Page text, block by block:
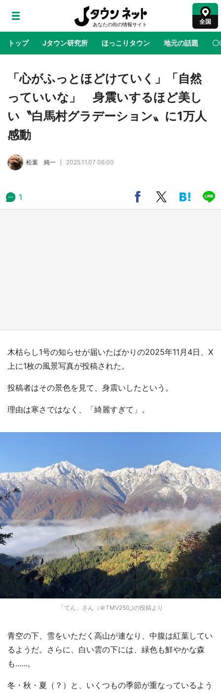
全国
トップ Jタウン研究所 ほっこりタウン 地元の話題 〇
地域×二次元 絶景 あの時はありがとう 物語がはじ
ラプラス・ダークネスが栃木県を征服！？ 県
公式プロモ動画で「聖地」が生産されてます
む 六本木ヒルズ展望台でコラボ、本邦初公開
日向翔陽＆影山飛雄が笹かまを食べる！ アニ
メ『ハイキュー！！』×老舗「鐘崎」コラボで
「心がふっとほどけていく」「自然
っていいな」 身震いするほど美し
い〝白馬村グラデーション〟に1万人
感動
松葉 純一 2025.11.07 06:00
1
木枯らし1号の知らせが届いたばかりの2025年11月4日、X
上に1枚の風景写真が投稿された。
投稿者はその景色を見て、身震いしたという。
理由は寒さではなく、「綺麗すぎて」。
「てん」さん（＠TMV250_)の投稿より
青空の下、雪をいただく高山が連なり、中腹は紅葉してい
るようだ。さらに、白い雲の下には、緑色も鮮やかな森
も......。
冬・秋・夏（？）と、いくつもの季節が重なっているよう